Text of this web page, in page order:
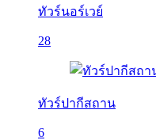
ทัวร์นอร์เวย์
28
ทัวร์ปากีสถาน
6